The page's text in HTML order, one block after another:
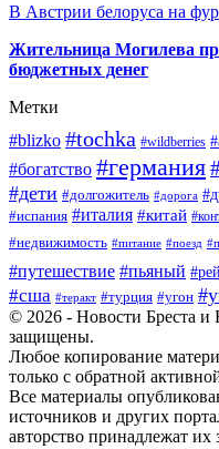
В Австрии белоруса на
Жительница Могилева
бюджетных денег
Метки
#blizko #tochka #wildberries
#богатство #германия
#дети #долгожитель #дорога
#испания #италия #китай
#недвижимость #питание #поезд
#путешествие #пьяный
#сша #теракт #турция #угон
© 2026 - Новости Бреста и
защищены.
Любое копирование
только с обратной
Все материалы
источников и других
авторство принадлежат